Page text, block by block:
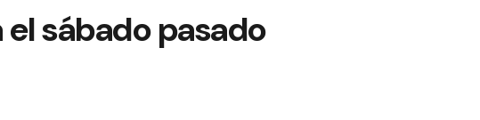
sábado pasado